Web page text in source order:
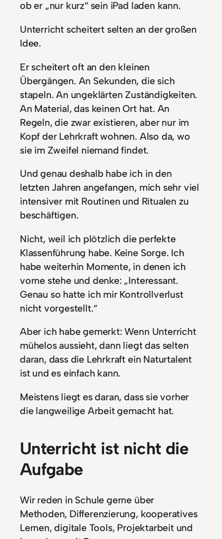
ob er „nur kurz“ sein iPad laden kann.
Unterricht scheitert selten an der großen
Idee.
Er scheitert oft an den kleinen
Übergängen. An Sekunden, die sich
stapeln. An ungeklärten Zuständigkeiten.
An Material, das keinen Ort hat. An
Regeln, die zwar existieren, aber nur im
Kopf der Lehrkraft wohnen. Also da, wo
sie im Zweifel niemand findet.
Und genau deshalb habe ich in den
letzten Jahren angefangen, mich sehr viel
intensiver mit Routinen und Ritualen zu
beschäftigen.
Nicht, weil ich plötzlich die perfekte
Klassenführung habe. Keine Sorge. Ich
habe weiterhin Momente, in denen ich
vorne stehe und denke: „Interessant.
Genau so hatte ich mir Kontrollverlust
nicht vorgestellt.“
Aber ich habe gemerkt: Wenn Unterricht
mühelos aussieht, dann liegt das selten
daran, dass die Lehrkraft ein Naturtalent
ist und es einfach kann.
Meistens liegt es daran, dass sie vorher
die langweilige Arbeit gemacht hat.
Unterricht ist nicht die
Aufgabe
Wir reden in Schule gerne über
Methoden, Differenzierung, kooperatives
Lernen, digitale Tools, Projektarbeit und